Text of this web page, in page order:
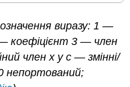
виразу: 1 —
коефіцієнт 3 — член
член x y c — змінні/
непортований;